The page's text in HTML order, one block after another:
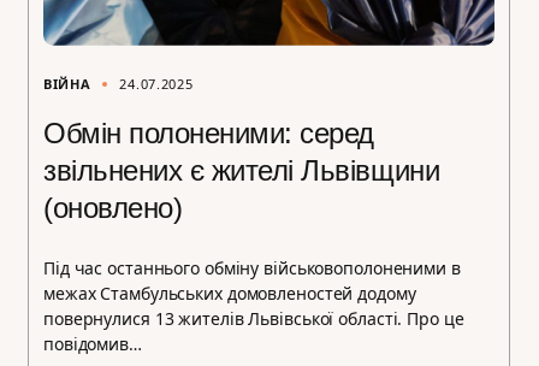
ВІЙНА 24.07.2025
Обмін полоненими: серед
звільнених є жителі Львівщини
(оновлено)
Під час останнього обміну військовополоненими в
межах Стамбульських домовленостей додому
повернулися 13 жителів Львівської області. Про це
повідомив…